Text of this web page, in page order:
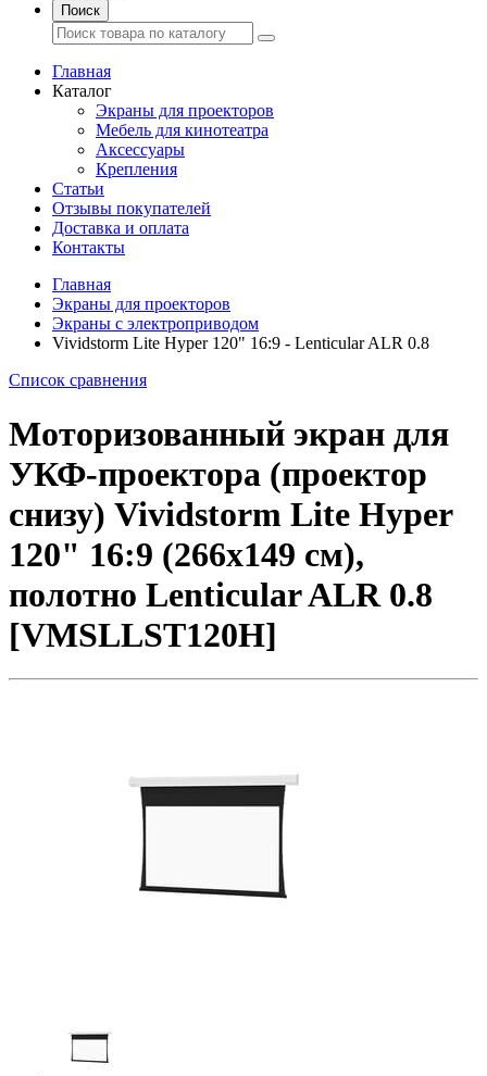
Поиск
Главная
Каталог
Экраны для проекторов
Mебель для кинотеатра
Аксессуары
Крепления
Статьи
Отзывы покупателей
Доставка и оплата
Контакты
Главная
Экраны для проекторов
Экраны с электроприводом
Vividstorm Lite Hyper 120" 16:9 - Lenticular ALR 0.8
Список сравнения
Моторизованный экран для
УКФ-проектора (проектор
снизу) Vividstorm Lite Hyper
120" 16:9 (266x149 см),
полотно Lenticular ALR 0.8
[VMSLLST120H]